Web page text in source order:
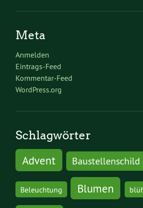
Meta
Anmelden
Eintrags-Feed
Kommentar-Feed
WordPress.org
Schlagwörter
Advent
Baustellenschild
Beleuchtung Blumen